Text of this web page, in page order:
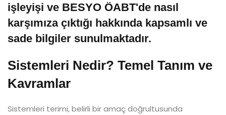
işleyişi ve BESYO ÖABT'de nasıl
karşımıza çıktığı hakkında kapsamlı ve
sade bilgiler sunulmaktadır.
Sistemleri Nedir? Temel Tanım ve
Kavramlar
Sistemleri terimi, belirli bir amaç doğrultusunda